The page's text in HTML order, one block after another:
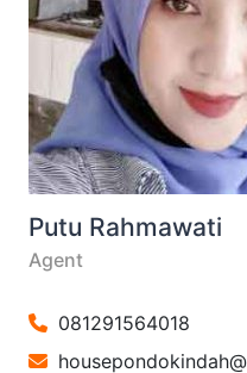
Putu Rahmawati
Agent
081291564018